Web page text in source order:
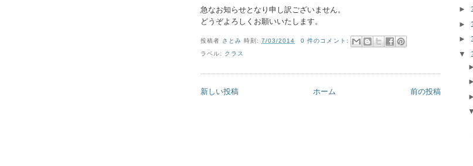
急なお知らせとなり申し訳ございません。
どうぞよろしくお願いいたします。
投稿者 さとみ 時刻:7/03/2014
0 件のコメント:
ラベル: クラス
新しい投稿 前の投稿
ホーム
►
►
►
▼